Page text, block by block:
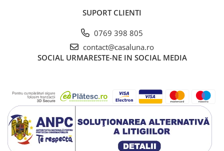
SUPORT CLIENTI
0769 398 805
contact@casaluna.ro
SOCIAL URMARESTE-NE IN SOCIAL MEDIA